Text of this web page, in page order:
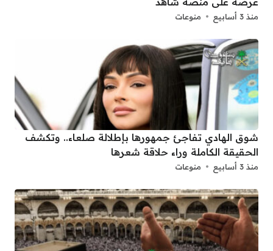
منذ 3 أسابيع منوعات
شوق الهادي تفاجئ جمهورها بإطلالة صلعاء.. وتكشف
الحقيقة الكاملة وراء حلاقة شعرها
منذ 3 أسابيع منوعات